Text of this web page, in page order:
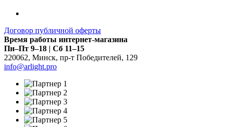
Договор публичной оферты
Время работы интернет-магазина
Пн–Пт 9–18 | Сб 11–15
220062, Минск, пр-т Победителей, 129
info@arlight.pro